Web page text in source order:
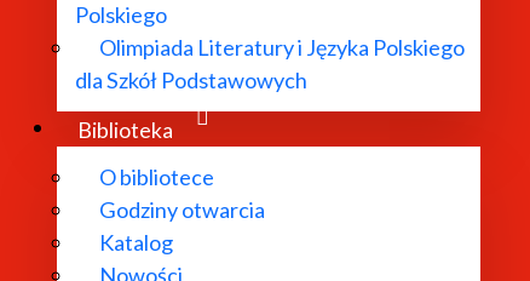
Polskiego
Olimpiada Literatury i Języka Polskiego
dla Szkół Podstawowych
Biblioteka
O bibliotece
Godziny otwarcia
Katalog
Nowości